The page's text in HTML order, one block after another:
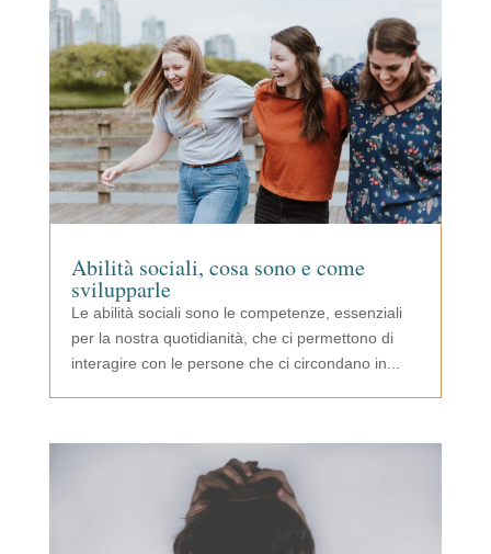
Abilità sociali, cosa sono e come
svilupparle
Le abilità sociali sono le competenze, essenziali
per la nostra quotidianità, che ci permettono di
interagire con le persone che ci circondano in...